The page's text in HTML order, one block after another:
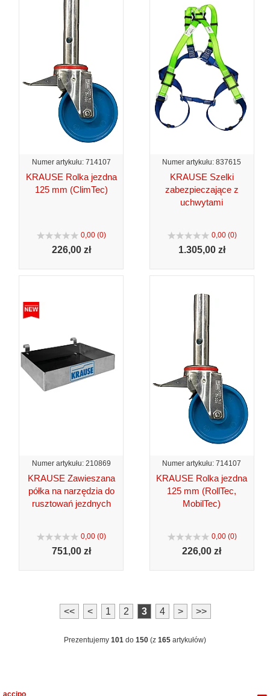
Numer artykułu: 714107
KRAUSE Rolka jezdna
125 mm (ClimTec)
0,00 (0)
226,00 zł
Numer artykułu: 837615
KRAUSE Szelki
zabezpieczające z
uchwytami
0,00 (0)
1.305,00 zł
Numer artykułu: 210869
KRAUSE Zawieszana
półka na narzędzia do
rusztowań jezdnych
0,00 (0)
751,00 zł
Numer artykułu: 714107
KRAUSE Rolka jezdna
125 mm (RollTec,
MobilTec)
0,00 (0)
226,00 zł
<< < 1 2 3 4 > >>
Prezentujemy 101 do 150 (z 165 artykułów)
accipo